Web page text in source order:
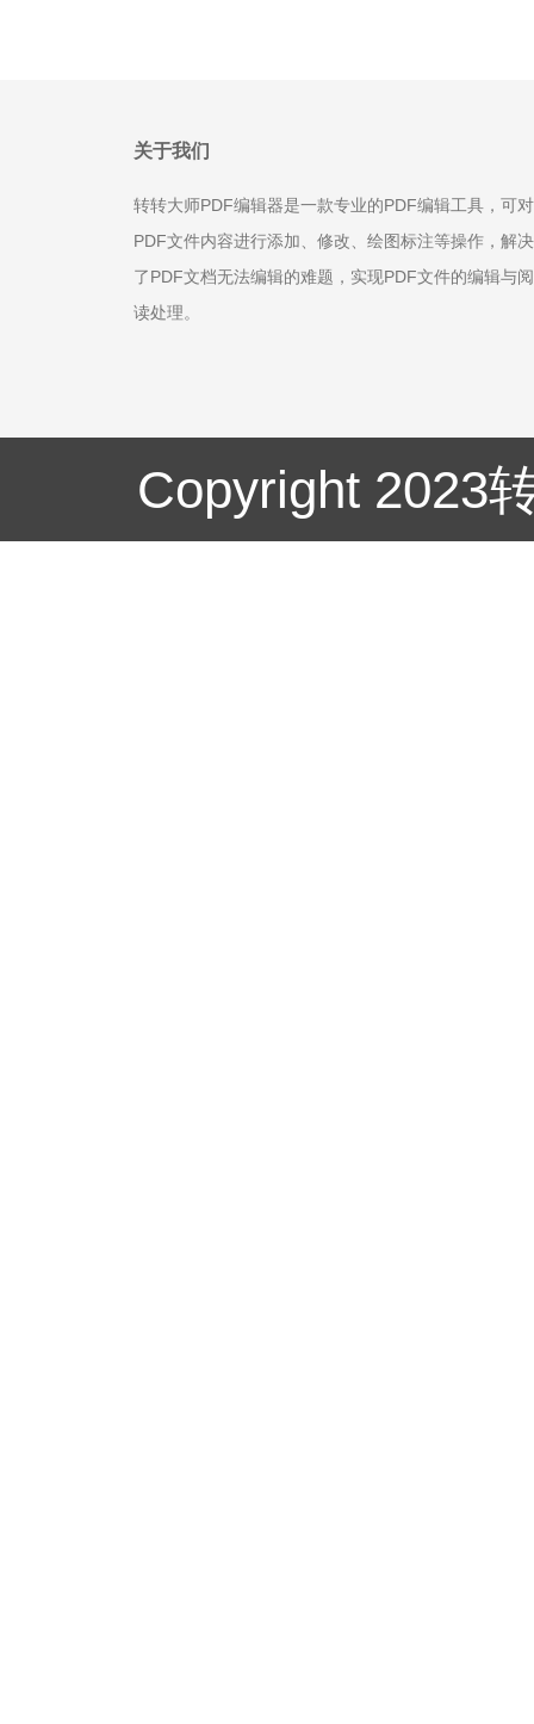
关于我们
转转大师PDF编辑器是一款专业的PDF编辑工具，可对
PDF文件内容进行添加、修改、绘图标注等操作，解决
了PDF文档无法编辑的难题，实现PDF文件的编辑与阅
读处理。
Copyright 2023